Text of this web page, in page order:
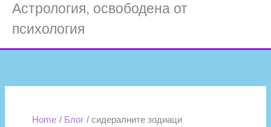
Астрология, освободена от
психология
Home Блог сидералните зодиаци